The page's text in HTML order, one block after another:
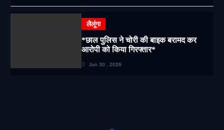
लैलूंगा
*छाल पुलिस ने चोरी की बाइक बरामद कर
आरोपी को किया गिरफ्तार*
Jun 30 , 2026